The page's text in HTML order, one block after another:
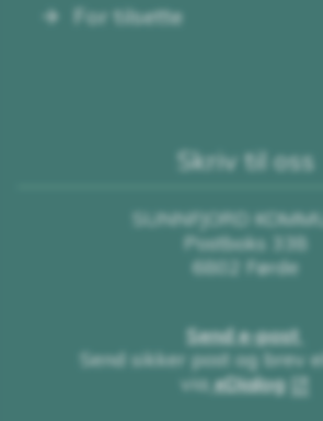
For tilsette
Skriv til oss
SUNNFJORD
Postboks 338
6802 Førde
Send e-post
Send sikker post og brev
viaeDialog